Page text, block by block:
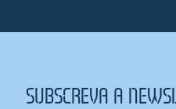
SUBSCREVA A